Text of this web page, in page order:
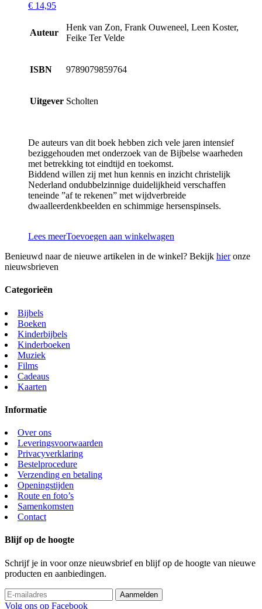
€ 14,95
Auteur
Henk van Zon, Frank Ouweneel, Leen Koster,
Feike Ter Velde
ISBN 9789079859764
Uitgever Scholten
De auteurs van dit boek hebben zich vele jaren intensief
beziggehouden met onderzoek van de Bijbelse waarheden
met betrekking tot eindtijd en toekomst.
Biddend willen zij met hun kennis en inzicht christelijk
Nederland ondubbelzinnige duidelijkheid verschaffen
teneinde ”af te rekenen” met wijdverbreide
dwaalleerdenkbeelden en schimmige hersenspinsels.
Lees meerToevoegen aan winkelwagen
Benieuwd naar de nieuwe artikelen in de winkel? Bekijk hieronze
nieuwsbrieven
Categorieën
Bijbels
Boeken
Kinderbijbels
Kinderboeken
Muziek
Films
Cadeaus
Kaarten
Informatie
Over ons
Leveringsvoorwaarden
Privacyverklaring
Bestelprocedure
Verzending en betaling
Openingstijden
Route en foto’s
Samenkomsten
Contact
Blijf op de hoogte
Schrijf je in voor onze nieuwsbrief en blijf op de hoogte van nieuwe
producten en aanbiedingen.
Volg ons op Facebook